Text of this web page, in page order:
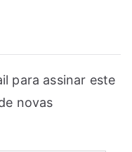
para assinar este
novas